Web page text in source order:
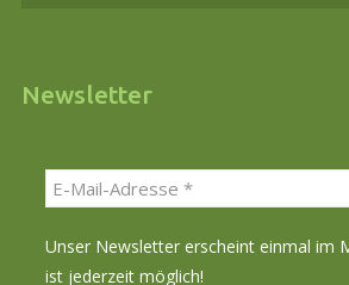
Newsletter
Unser Newsletter erscheint einmal im
ist jederzeit möglich!